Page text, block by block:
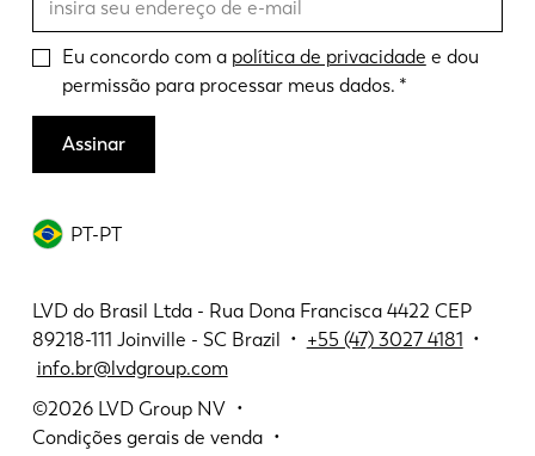
PT-PT
LVD do Brasil Ltda - Rua Dona Francisca 4422 CEP
89218-111 Joinville - SC Brazil • +55 (47) 3027 4181 •
info.br@lvdgroup.com
©2026 LVD Group NV
Condições gerais de venda
Eu concordo com a política de privacidade e dou
permissão para processar meus dados.
Assinar